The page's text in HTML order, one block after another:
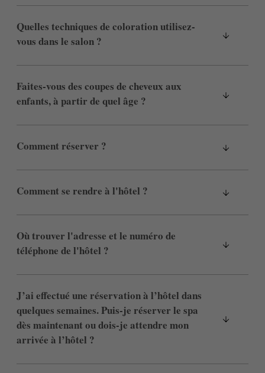
Quelles techniques de coloration utilisez-
vous dans le salon ?
Faites-vous des coupes de cheveux aux
enfants, à partir de quel âge ?
Comment réserver ?
Comment se rendre à l'hôtel ?
Où trouver l'adresse et le numéro de
téléphone de l'hôtel ?
J’ai effectué une réservation à l’hôtel dans
quelques semaines. Puis-je réserver le spa
dès maintenant ou dois-je attendre mon
arrivée à l’hôtel ?